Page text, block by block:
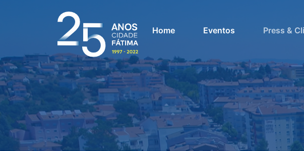
Home Eventos Press &